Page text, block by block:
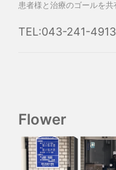
患者様と治療のゴールを共
TEL:043-241-4913
Flower